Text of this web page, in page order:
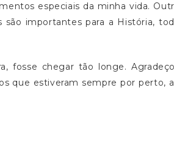
especiais da minha vida.
importantes para a História,
fosse chegar tão longe.
que estiveram sempre por perto,